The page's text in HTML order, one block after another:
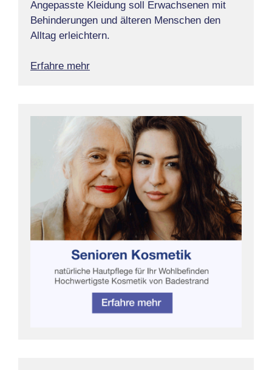
Angepasste Kleidung soll Erwachsenen mit
Behinderungen und älteren Menschen den
Alltag erleichtern.
Erfahre mehr